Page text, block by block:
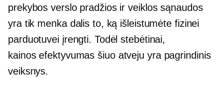
prekybos verslo pradžios ir veiklos sąnaudos
yra tik menka dalis to, ką išleistumėte fizinei
parduotuvei įrengti. Todėl stebėtinai,
kainos efektyvumas šiuo atveju yra pagrindinis
veiksnys.